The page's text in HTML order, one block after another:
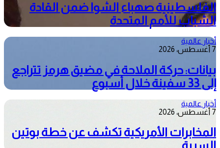
الفلسطينية صهباء الشوا ضمن القادة
الشباب للأمم المتحدة
أخبار عالمية
7 أغسطس، 2026
بيانات: حركة الملاحة في مضيق هرمز تتراجع
إلى 33 سفينة خلال أسبوع
أخبار عالمية
7 أغسطس، 2026
المخابرات الأمريكية تكشف عن خطة بوتين